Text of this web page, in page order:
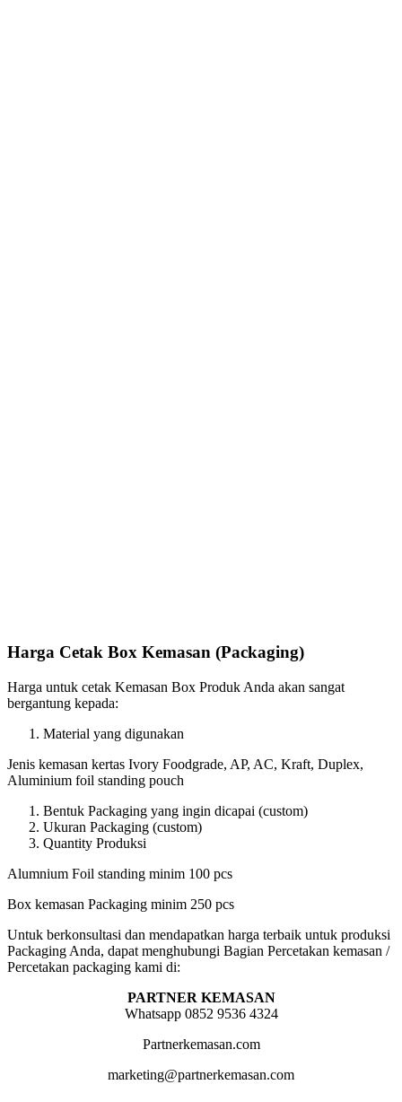
Harga Cetak Box Kemasan (Packaging)
Harga untuk cetak Kemasan Box Produk Anda akan sangat
bergantung kepada:
Material yang digunakan
Jenis kemasan kertas Ivory Foodgrade, AP, AC, Kraft, Duplex,
Aluminium foil standing pouch
Bentuk Packaging yang ingin dicapai (custom)
Ukuran Packaging (custom)
Quantity Produksi
Alumnium Foil standing minim 100 pcs
Box kemasan Packaging minim 250 pcs
Untuk berkonsultasi dan mendapatkan harga terbaik untuk produksi
Packaging Anda, dapat menghubungi Bagian Percetakan kemasan /
Percetakan packaging kami di:
PARTNER KEMASAN
Whatsapp 0852 9536 4324
Partnerkemasan.com
marketing@partnerkemasan.com